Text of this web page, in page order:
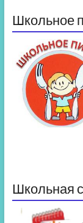
Школьное
Школьная